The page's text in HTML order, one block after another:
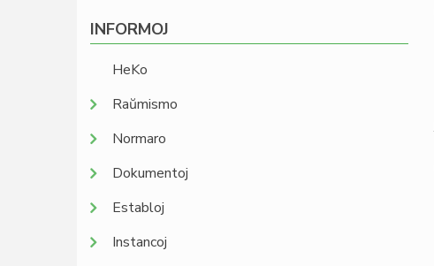
INFORMOJ
HeKo
Raŭmismo
Normaro
Dokumentoj
Establoj
Instancoj